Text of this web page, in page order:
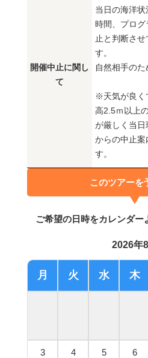
開催中止に関し
て
当日の海洋
時間、プロ
止と判断させ
す。
自然相手のた
※天気が良く
高2.5ｍ以上
が厳しく当日
からの中止案
す。
このツアーを
ご希望の日時をカレンダー
2026年
月 火 水 木
3 4 5 6